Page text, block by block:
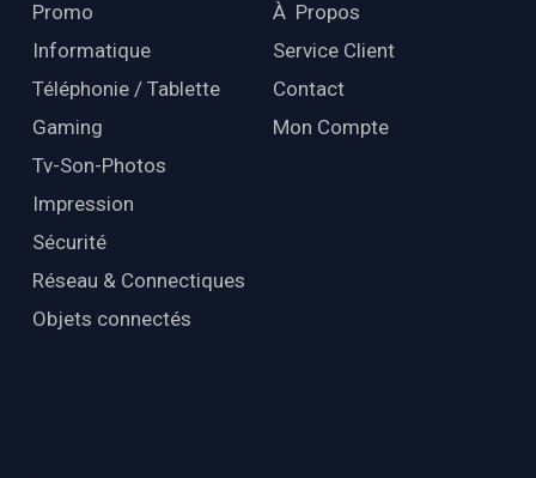
Promo
Informatique
Téléphonie / Tablette
Gaming
Tv-Son-Photos
Impression
Sécurité
Réseau & Connectiques
Objets connectés
À Propos
Service Client
Contact
Mon Compte